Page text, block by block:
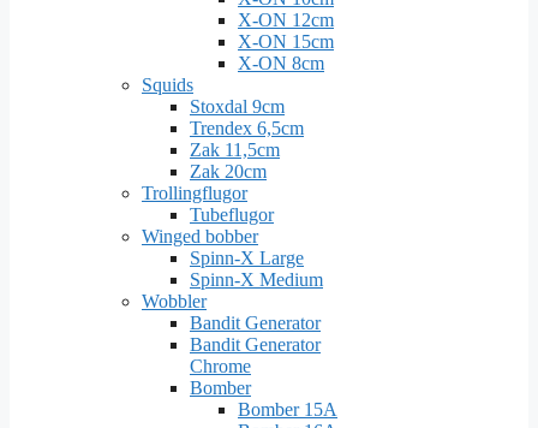
X-ON 12cm
X-ON 15cm
X-ON 8cm
Squids
Stoxdal 9cm
Trendex 6,5cm
Zak 11,5cm
Zak 20cm
Trollingflugor
Tubeflugor
Winged bobber
Spinn-X Large
Spinn-X Medium
Wobbler
Bandit Generator
Bandit Generator
Chrome
Bomber
Bomber 15A